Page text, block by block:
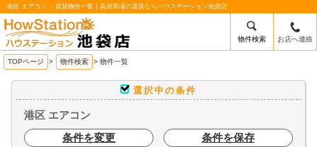
港区 エアコン ｜賃貸物件一覧｜高田馬場の賃貸ならハウステーション池袋店
/mobile_img/head-logo.png
物件検索 お店へ連絡
TOPページ > 物件検索 > 物件一覧
選択中の条件
港区 エアコン
条件を変更
条件を保存